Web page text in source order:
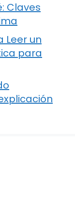
Claves
Leer un
para